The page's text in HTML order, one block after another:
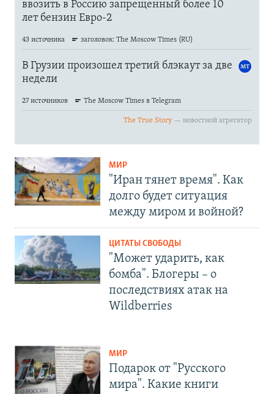
МИР
"Иран тянет время". Как
долго будет ситуация
между миром и войной?
ЦИТАТЫ СВОБОДЫ
"Может ударить, как
бомба". Блогеры – о
последствиях атак на
Wildberries
МИР
Подарок от "Русского
мира". Какие книги